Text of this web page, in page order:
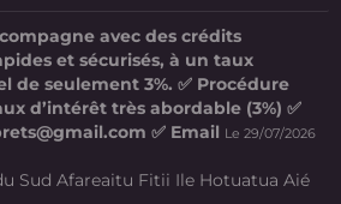
avec des crédits
et sécurisés, à un taux
de seulement 3%. ✅ Procédure
d’intérêt très abordable (3%) ✅
✅ Email Le 29/07/2026
Sud Afareaitu Fitii Ile Hotuatua Aié